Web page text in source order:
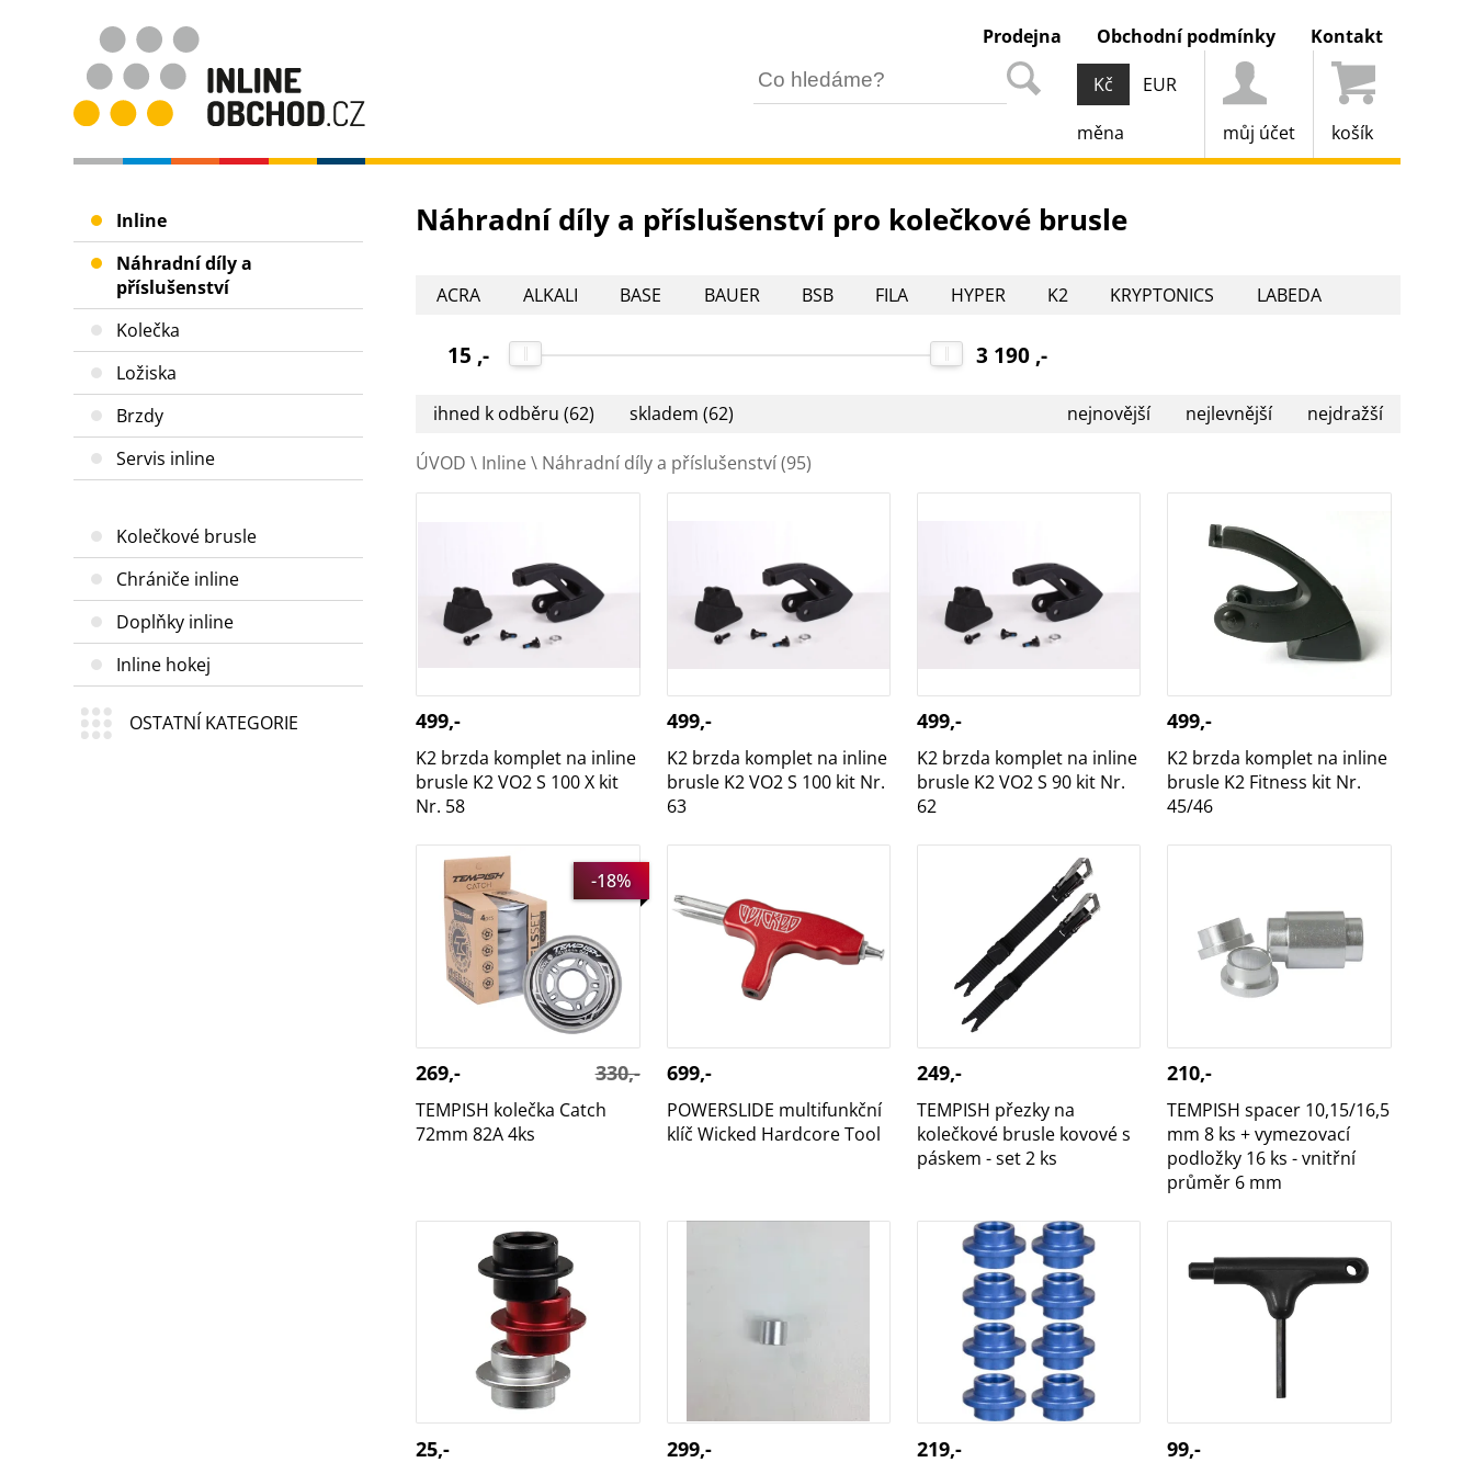
Prodejna Obchodní podmínky
Kontakt
Kč
EUR
měna můj účet košík
Inline
Náhradní díly a
příslušenství
Kolečka
Ložiska
Brzdy
Servis inline
Kolečkové brusle
Chrániče inline
Doplňky inline
Inline hokej
OSTATNÍ KATEGORIE
Náhradní díly a příslušenství pro kolečkové brusle
ACRA ALKALI BASE BAUER BSB FILA HYPER K2 KRYPTONICS
LABEDA
WHEEL CARTEL
15 ,- 3 190 ,-
ihned k odběru (62) skladem (62) nejnovější nejlevnější nejdražší
ÚVOD \ Inline \ Náhradní díly a příslušenství(95)
499,-
K2 brzda komplet na inline
brusle K2 VO2 S 100 X kit
Nr. 58
499,-
K2 brzda komplet na inline
brusle K2 VO2 S 100 kit Nr.
63
499,-
K2 brzda komplet na inline
brusle K2 VO2 S 90 kit Nr.
62
brusle K2 Fitness kit Nr.
45/46
499,-
K2 brzda komplet na inline
brusle K2 Fitness kit Nr.
45/46
TEMPISH kolečka Catch
72mm 82A 4ks
-18%
269,- 330,-
TEMPISH kolečka Catch
72mm 82A 4ks
699,-
POWERSLIDE multifunkční
klíč Wicked Hardcore Tool
kolečkové brusle kovové s
páskem - set 2 ks
249,-
TEMPISH přezky na
kolečkové brusle kovové s
páskem - set 2 ks
podložky 16 ks - vnitřní
průměr 6 mm
210,-
TEMPISH spacer 10,15/16,5
mm 8 ks + vymezovací
podložky 16 ks - vnitřní
průměr 6 mm
POWERSLIDE spacer 8 mm
Precision
25,- 299,-
POWERSLIDE spacer ALU 8
mm 8-pack
219,-
kolečkových bruslí
99,-